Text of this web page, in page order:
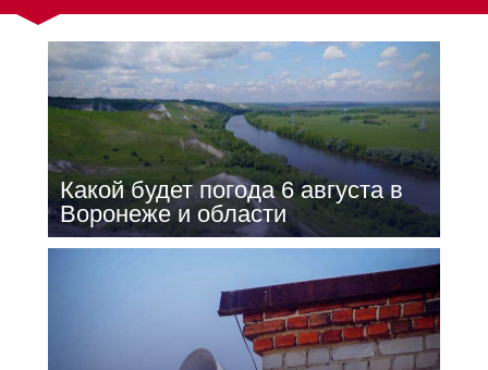
Какой будет погода 6 августа в
Воронеже и области